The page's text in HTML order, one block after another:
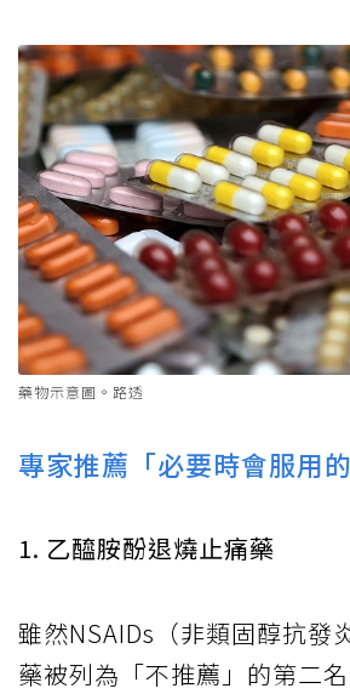
藥物示意圖。路透
專家推薦「必要時會服用的
1. 乙醯胺酚退燒止痛藥
雖然NSAIDs（非類固醇抗發
藥被列為「不推薦」的第二